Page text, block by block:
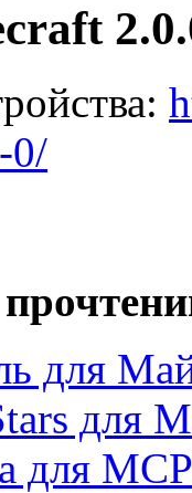
0/
для
для
для